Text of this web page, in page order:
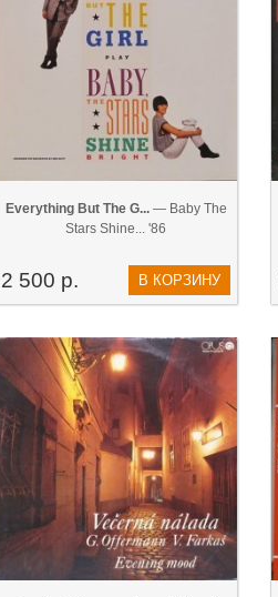
Everything But The G...— Baby The
Stars Shine... '86
2 500 р. В КОРЗИНУ